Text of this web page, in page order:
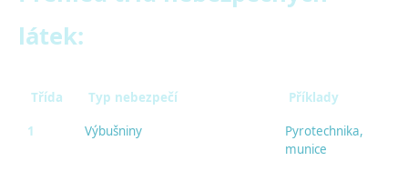
látek:
Třída Typ nebezpečí Příklady
1 Výbušniny
Pyrotechnika,
munice